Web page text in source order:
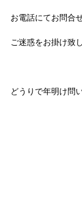
お電話にてお問合
ご迷惑をお掛け致
どうりで年明け問